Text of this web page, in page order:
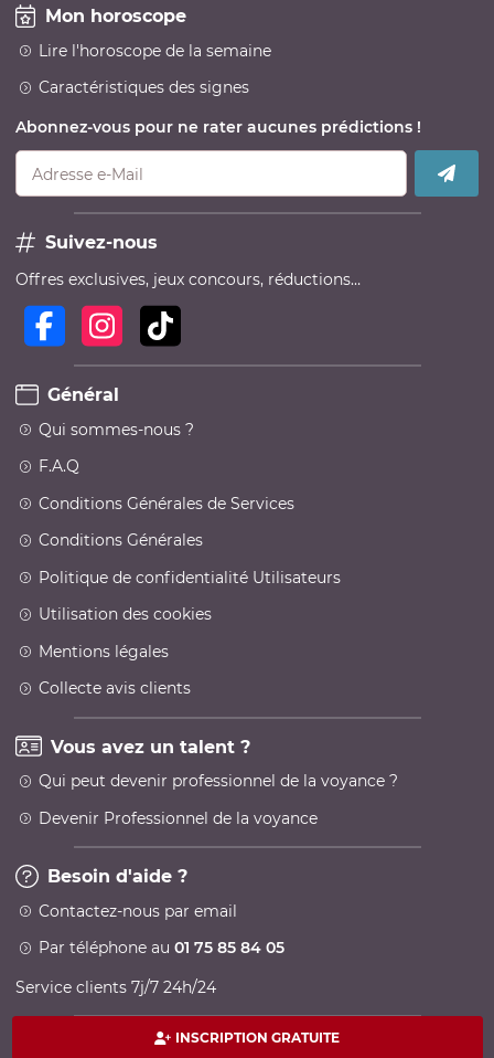
INSCRIPTION GRATUITE
Mon horoscope
Lire l'horoscope de la semaine
Caractéristiques des signes
Abonnez-vous pour ne rater aucunes prédictions !
Adresse e-Mail
Suivez-nous
Offres exclusives, jeux concours, réductions…
Général
Qui sommes-nous ?
F.A.Q
Conditions Générales de Services
Conditions Générales
Politique de confidentialité Utilisateurs
Utilisation des cookies
Mentions légales
Collecte avis clients
Vous avez un talent ?
Qui peut devenir professionnel de la voyance ?
Devenir Professionnel de la voyance
Besoin d'aide ?
Contactez-nous par email
Par téléphone au 01 75 85 84 05
Service clients 7j/7 24h/24
Paiement 100% sécurisé